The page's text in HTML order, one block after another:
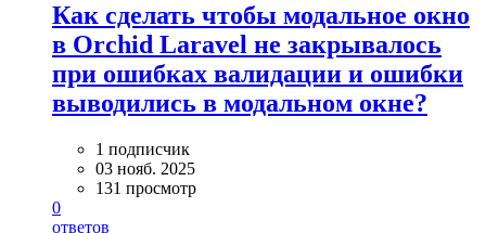
Как сделать чтобы модальное окно
в Orchid Laravel не закрывалось
при ошибках валидации и ошибки
выводились в модальном окне?
1 подписчик
03 нояб. 2025
131 просмотр
0
ответов